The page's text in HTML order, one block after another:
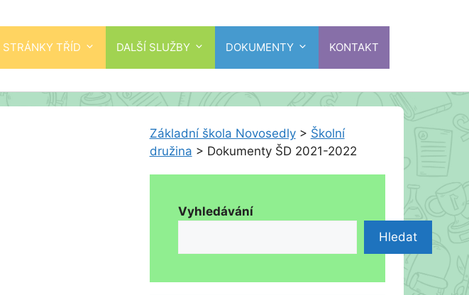
STRÁNKY TŘÍD DALŠÍ SLUŽBY DOKUMENTY KONTAKT
Základní škola Novosedly> Školní
družina > Dokumenty ŠD 2021-2022
Vyhledávání
Hledat